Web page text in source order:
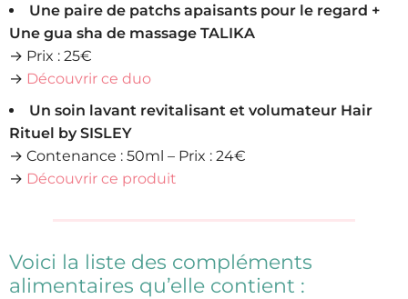
Une paire de patchs apaisants pour le regard +
Une gua sha de massage TALIKA
→ Prix : 25€
→ Découvrir ce duo
Un soin lavant revitalisant et volumateur Hair
Rituel by SISLEY
→ Contenance : 50ml – Prix : 24€
→ Découvrir ce produit
Voici la liste des compléments
alimentaires qu’elle contient :